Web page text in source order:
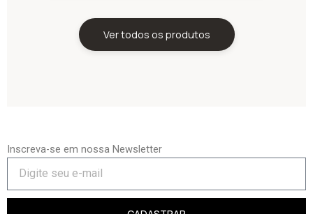
Ver todos os produtos
Inscreva-se em nossa Newsletter